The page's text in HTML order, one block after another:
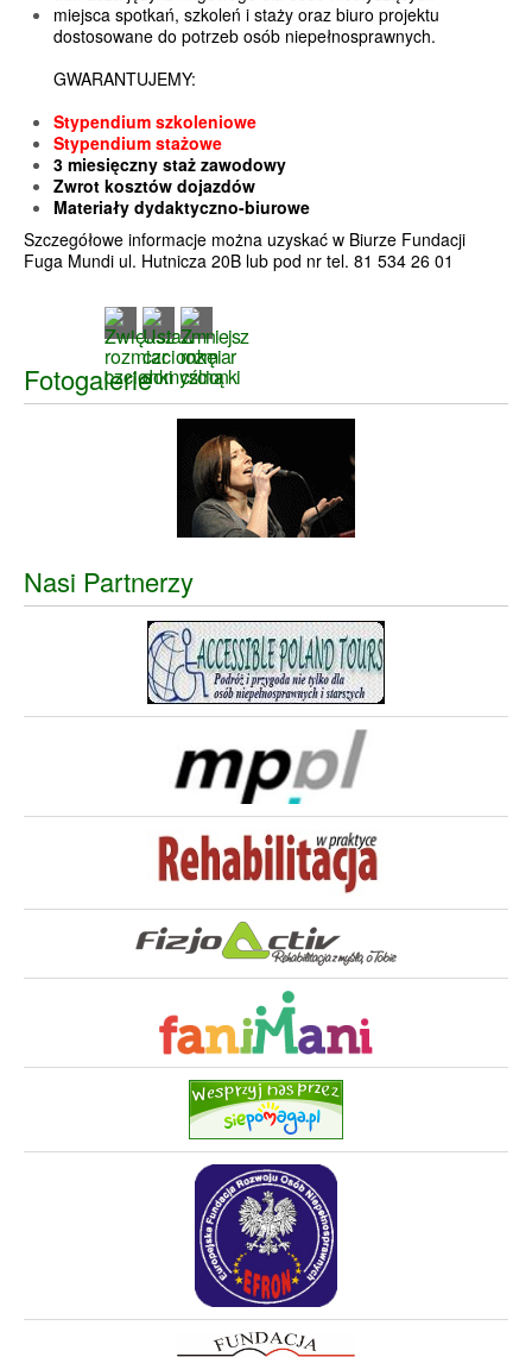
miejsca spotkań, szkoleń i staży oraz biuro projektu
dostosowane do potrzeb osób niepełnosprawnych.
GWARANTUJEMY:
Stypendium szkoleniowe
Stypendium stażowe
3 miesięczny staż zawodowy
Zwrot kosztów dojazdów
Materiały dydaktyczno-biurowe
Szczegółowe informacje można uzyskać w Biurze Fundacji
Fuga Mundi ul. Hutnicza 20B lub pod nr tel. 81 534 26 01
Fotogalerie
Nasi Partnerzy